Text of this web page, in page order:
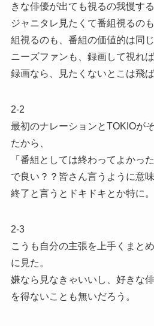
きな俳優が出ても視るの我慢す
ジャニタレ見たくて番組視るの
組視るのも、番組の価値的は同
ニーズファンも、録画して視れ
録画なら、見たくないとこは飛
2-2
最初のナレーションとTOKIOが
たから、
「番組としては終わってよかっ
で良い？？皆さん言うように意味
終了と言うとドキドキとか特に。
2-3
こうも自分の主張を上手くまと
に見た。
嫌なら見なきゃいいし、好きな
を得ないことも無いだろう。